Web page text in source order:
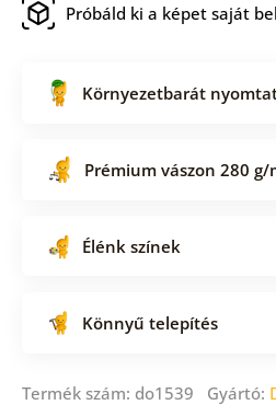
Próbáld ki a képet saját
Környezetbarát
Prémium vászon 280 g/
Élénk színek
Könnyű telepítés
Termék szám: do1539 Gyártó: